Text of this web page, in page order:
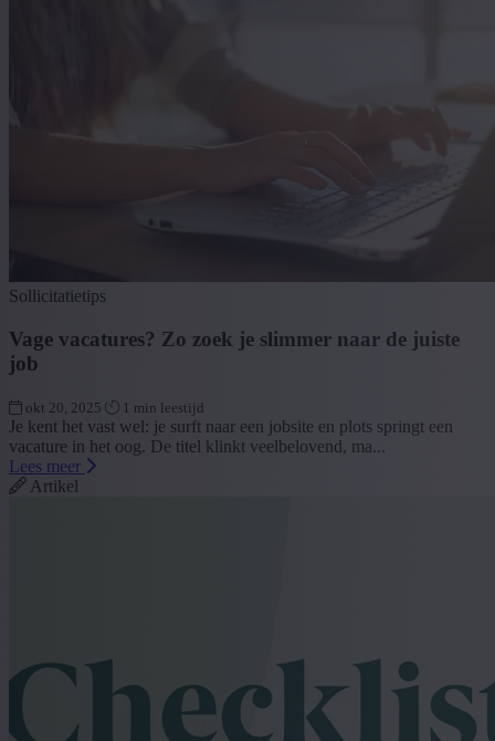
Sollicitatietips
Vage vacatures? Zo zoek je slimmer naar de juiste
job
okt 20, 2025 1 min leestijd
Je kent het vast wel: je surft naar een jobsite en plots springt een
vacature in het oog. De titel klinkt veelbelovend, ma...
Lees meer
Artikel